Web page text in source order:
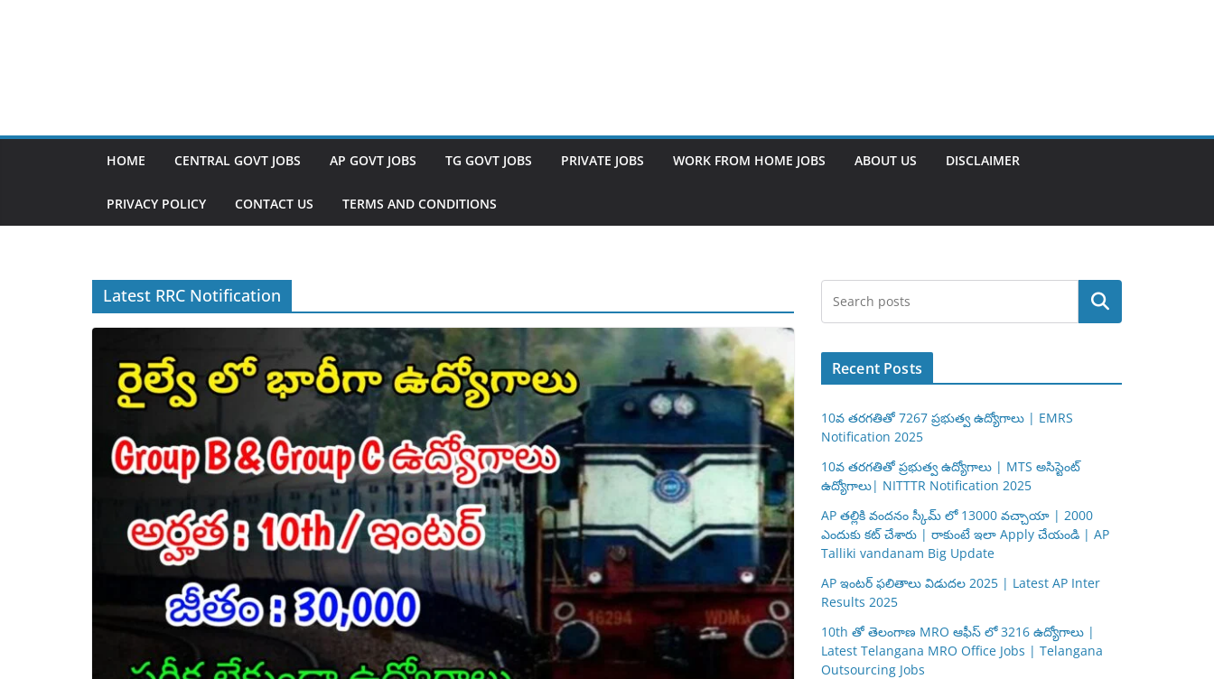
HOME CENTRAL GOVT JOBS AP GOVT JOBS TG GOVT JOBS PRIVATE JOBS WORK FROM HOME JOBS ABOUT US DISCLAIMER
PRIVACY POLICY CONTACT US TERMS AND CONDITIONS
Latest RRC Notification Search
Recent Posts
10వ తరగతితో 7267 ప్రభుత్వ ఉద్యోగాలు | EMRS
Notification 2025
10వ తరగతితో ప్రభుత్వ ఉద్యోగాలు | MTS అసిస్టెంట్
ఉద్యోగాలు| NITTTR Notification 2025
AP తల్లికి వందనం స్కీమ్ లో 13000 వచ్చాయా | 2000
ఎందుకు కట్ చేశారు | రాకుంటే ఇలా Apply చేయండి | AP
Talliki vandanam Big Update
AP ఇంటర్ ఫలితాలు విడుదల 2025 | Latest AP Inter
Results 2025
10th తో తెలంగాణ MRO ఆఫీస్ లో 3216 ఉద్యోగాలు |
Latest Telangana MRO Office Jobs | Telangana
Outsourcing Jobs